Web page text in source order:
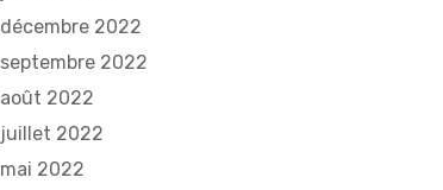
décembre 2022
septembre 2022
août 2022
juillet 2022
mai 2022